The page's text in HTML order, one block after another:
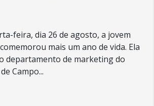
feira, dia 26 de agosto, a jovem
mais um ano de vida. Ela
departamento de marketing do
Campo...